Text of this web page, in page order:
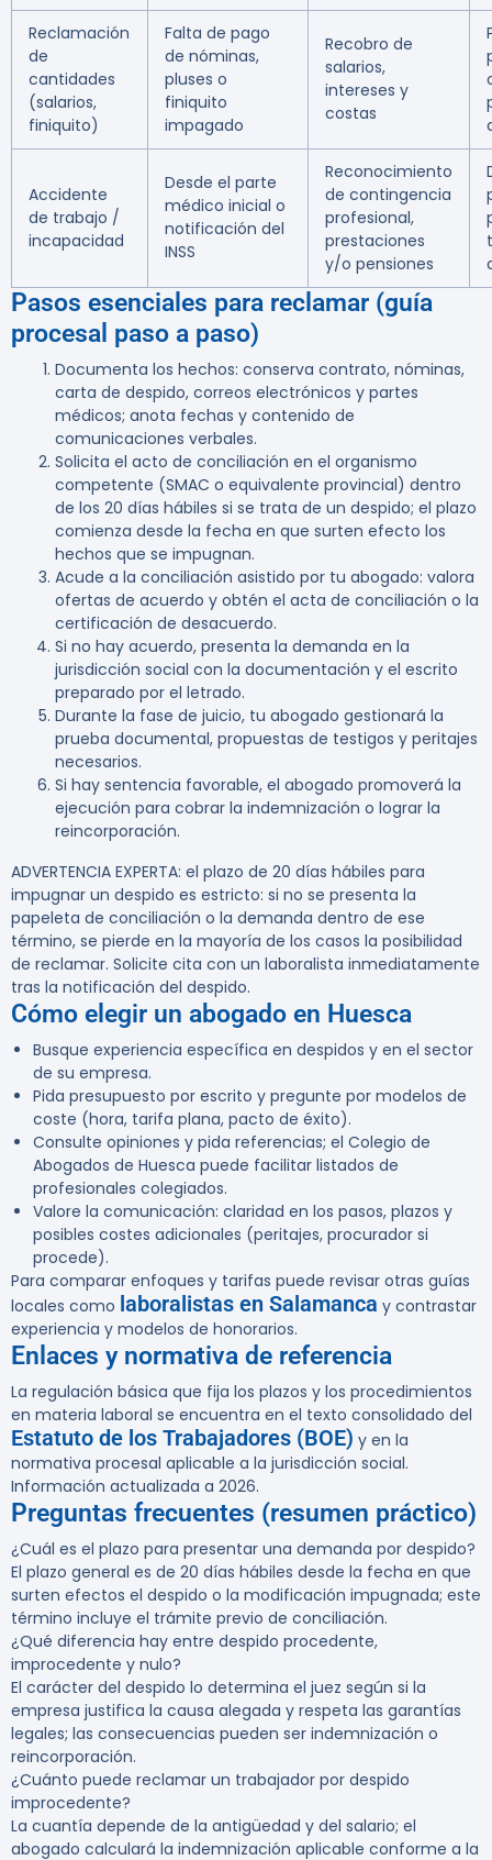
Reclamación
de
cantidades
(salarios,
finiquito)
Falta de pago
de nóminas,
pluses o
finiquito
impagado
Recobro de
salarios,
intereses y
costas
Accidente
de trabajo /
incapacidad
Desde el parte
médico inicial o
notificación del
INSS
Reconocimiento
de contingencia
profesional,
prestaciones
y/o pensiones
Pasos esenciales para reclamar (guía
procesal paso a paso)
Documenta los hechos: conserva contrato, nóminas,
carta de despido, correos electrónicos y partes
médicos; anota fechas y contenido de
comunicaciones verbales.
Solicita el acto de conciliación en el organismo
competente (SMAC o equivalente provincial) dentro
de los 20 días hábiles si se trata de un despido; el plazo
comienza desde la fecha en que surten efecto los
hechos que se impugnan.
Acude a la conciliación asistido por tu abogado: valora
ofertas de acuerdo y obtén el acta de conciliación o la
certificación de desacuerdo.
Si no hay acuerdo, presenta la demanda en la
jurisdicción social con la documentación y el escrito
preparado por el letrado.
Durante la fase de juicio, tu abogado gestionará la
prueba documental, propuestas de testigos y peritajes
necesarios.
Si hay sentencia favorable, el abogado promoverá la
ejecución para cobrar la indemnización o lograr la
reincorporación.
ADVERTENCIA EXPERTA: el plazo de 20 días hábiles para
impugnar un despido es estricto: si no se presenta la
papeleta de conciliación o la demanda dentro de ese
término, se pierde en la mayoría de los casos la posibilidad
de reclamar. Solicite cita con un laboralista inmediatamente
tras la notificación del despido.
Cómo elegir un abogado en Huesca
Busque experiencia específica en despidos y en el sector
de su empresa.
Pida presupuesto por escrito y pregunte por modelos de
coste (hora, tarifa plana, pacto de éxito).
Consulte opiniones y pida referencias; el Colegio de
Abogados de Huesca puede facilitar listados de
profesionales colegiados.
Valore la comunicación: claridad en los pasos, plazos y
posibles costes adicionales (peritajes, procurador si
procede).
Para comparar enfoques y tarifas puede revisar otras guías
locales como laboralistas en Salamanca y contrastar
experiencia y modelos de honorarios.
Enlaces y normativa de referencia
La regulación básica que fija los plazos y los procedimientos
en materia laboral se encuentra en el texto consolidado del
Estatuto de los Trabajadores (BOE) y en la
normativa procesal aplicable a la jurisdicción social.
Información actualizada a 2026.
Preguntas frecuentes (resumen práctico)
¿Cuál es el plazo para presentar una demanda por despido?
El plazo general es de 20 días hábiles desde la fecha en que
surten efectos el despido o la modificación impugnada; este
término incluye el trámite previo de conciliación.
¿Qué diferencia hay entre despido procedente,
improcedente y nulo?
El carácter del despido lo determina el juez según si la
empresa justifica la causa alegada y respeta las garantías
legales; las consecuencias pueden ser indemnización o
reincorporación.
¿Cuánto puede reclamar un trabajador por despido
improcedente?
La cuantía depende de la antigüedad y del salario; el
abogado calculará la indemnización aplicable conforme a la